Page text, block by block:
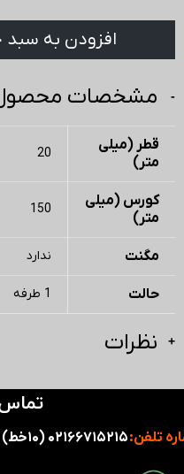
افزودن به سبد
مشخصات
قطر (میلی
متر)
20
کورس (میلی
متر)
150
مگنت ندارد
حالت 1 طرفه
نظرات
تماس
تلفن: